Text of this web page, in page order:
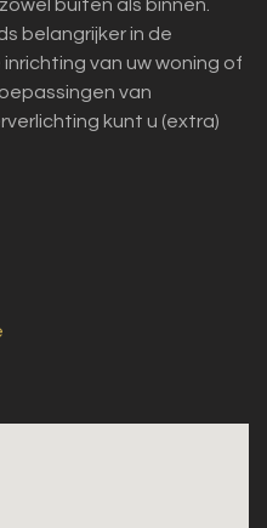
buiten als binnen.
belangrijker in de
van uw woning of
van
kunt u (extra)